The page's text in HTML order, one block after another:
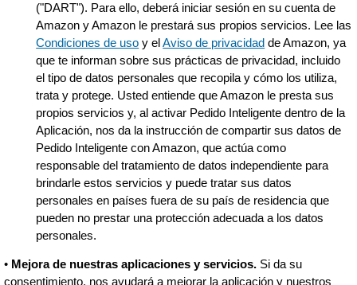
("DART"). Para ello, deberá iniciar sesión en su cuenta de
Amazon y Amazon le prestará sus propios servicios. Lee las
Condiciones de uso y elAviso de privacidad de Amazon, ya
que te informan sobre sus prácticas de privacidad, incluido
el tipo de datos personales que recopila y cómo los utiliza,
trata y protege. Usted entiende que Amazon le presta sus
propios servicios y, al activar Pedido Inteligente dentro de la
Aplicación, nos da la instrucción de compartir sus datos de
Pedido Inteligente con Amazon, que actúa como
responsable del tratamiento de datos independiente para
brindarle estos servicios y puede tratar sus datos
personales en países fuera de su país de residencia que
pueden no prestar una protección adecuada a los datos
personales.
• Mejora de nuestras aplicaciones y servicios. Si da su
consentimiento, nos ayudará a mejorar la aplicación y nuestros